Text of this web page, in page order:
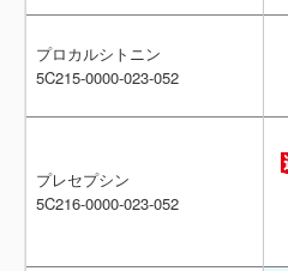
プロカルシトニン
5C215-0000-023-052
プレセプシン
5C216-0000-023-052
プロカルシトニン
5C215-0000-023-052
プレセプシン
5C216-0000-023-052